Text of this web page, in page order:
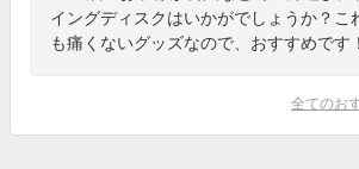
イングディスクはいかがでしょうか？こ
も痛くないグッズなので、おすすめです！
全てのお